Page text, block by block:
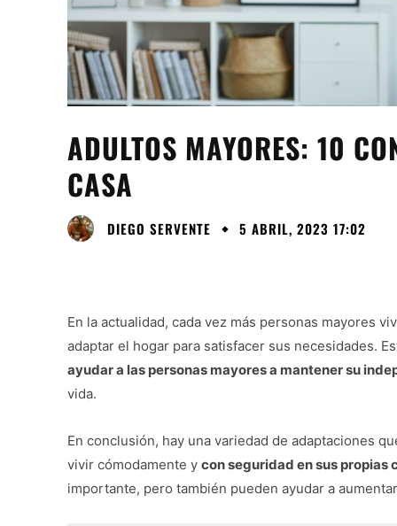
ADULTOS MAYORES: 10
CASA
DIEGO SERVENTE 5 ABRIL, 2023 17:02
En la actualidad, cada vez más personas mayores
adaptar el hogar para satisfacer sus necesidades.
ayudar a las personas mayores a mantener su
vida.
En conclusión, hay una variedad de adaptaciones
vivir cómodamente y con seguridad en sus propias
importante, pero también pueden ayudar a